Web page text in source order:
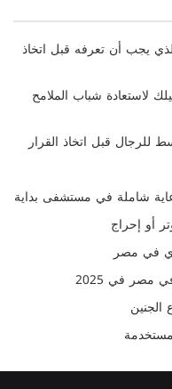
يجب أن تعرفه قبل اتخاذ
لاستعادة شباب الملامح
قبل اتخاذ القرار
شاملة في مستشفى بداية
أو إحراج
في مصر
في 2025